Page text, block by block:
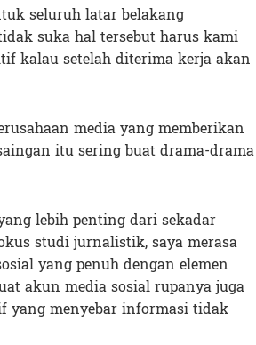
seluruh latar belakang
suka hal tersebut harus kami
kalau setelah diterima kerja akan
media yang memberikan
itu sering buat drama-drama
lebih penting dari sekadar
studi jurnalistik, saya merasa
yang penuh dengan elemen
akun media sosial rupanya juga
menyebar informasi tidak